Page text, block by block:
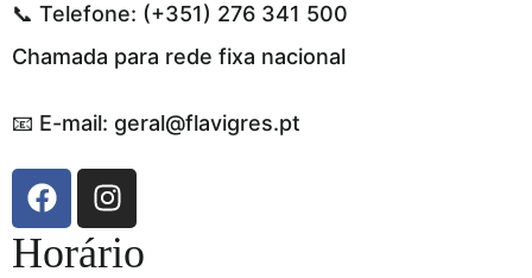
📞 Telefone: (+351) 276 341 500
Chamada para rede fixa nacional
📧 E-mail: geral@flavigres.pt
Horário